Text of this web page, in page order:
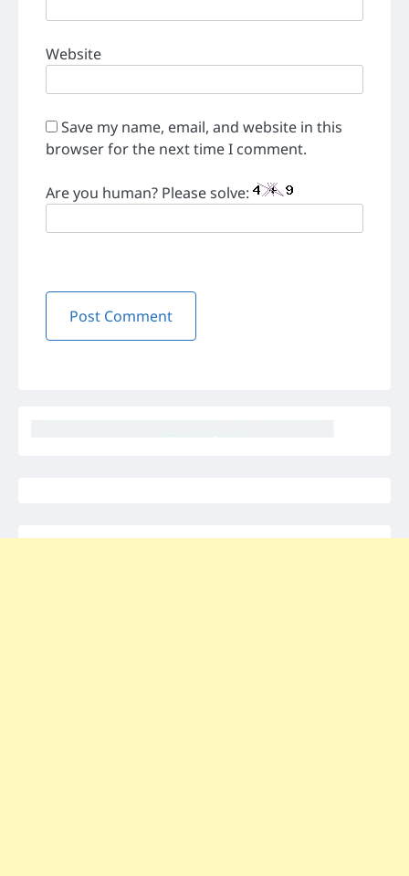
Website
Save my name, email, and website in this
browser for the next time I comment.
Are you human? Please solve: